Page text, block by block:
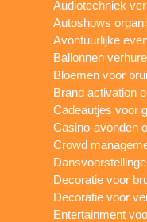
Audiotechniek
Autoshows
Avontuurlijke
Ballonnen
Bloemen voor
Brand activation
Cadeautjes voor
Casino-avonden
Crowd
Decoratie voor
Decoratie voor
Entertainment